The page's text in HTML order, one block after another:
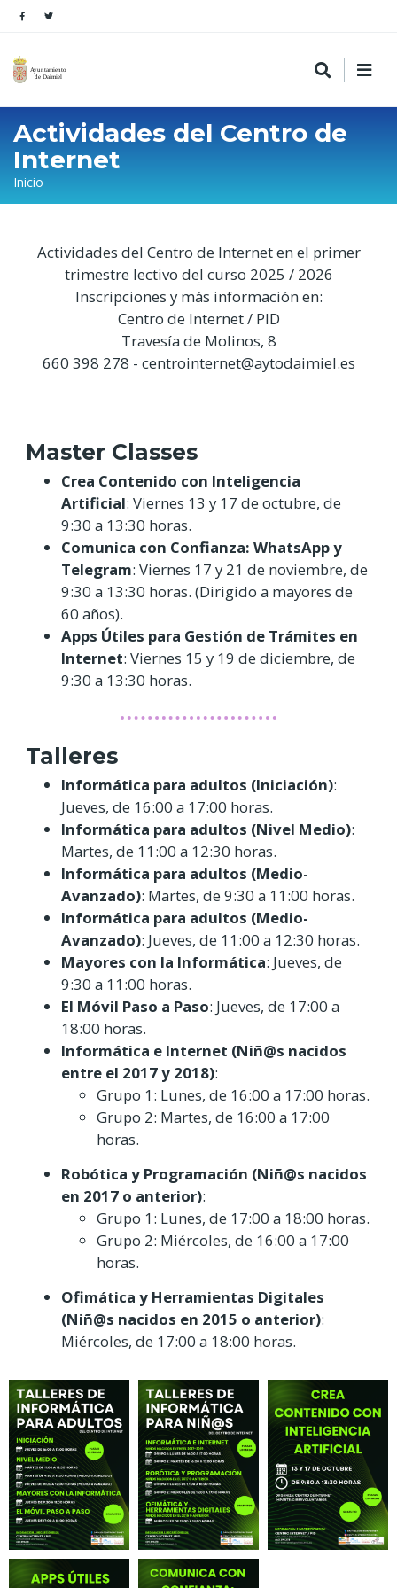
Actividades del Centro de
Internet
Sobrescribir
enlaces
de
ayuda
navegación
Inicio
Actividades del Centro de Internet en el primer
trimestre lectivo del curso 2025 / 2026
Inscripciones y más información en:
Centro de Internet / PID
Travesía de Molinos, 8
660 398 278 - centrointernet@aytodaimiel.es
Master Classes
Crea Contenido con Inteligencia
Artificial: Viernes 13 y 17 de octubre, de
9:30 a 13:30 horas.
Comunica con Confianza: WhatsApp y
Telegram: Viernes 17 y 21 de noviembre, de
9:30 a 13:30 horas. (Dirigido a mayores de
60 años).
Apps Útiles para Gestión de Trámites en
Internet: Viernes 15 y 19 de diciembre, de
9:30 a 13:30 horas.
Talleres
Informática para adultos (Iniciación):
Jueves, de 16:00 a 17:00 horas.
Informática para adultos (Nivel Medio):
Martes, de 11:00 a 12:30 horas.
Informática para adultos (Medio-
Avanzado): Martes, de 9:30 a 11:00 horas.
Informática para adultos (Medio-
Avanzado): Jueves, de 11:00 a 12:30 horas.
Mayores con la Informática: Jueves, de
9:30 a 11:00 horas.
El Móvil Paso a Paso: Jueves, de 17:00 a
18:00 horas.
Informática e Internet (Niñ@s nacidos
entre el 2017 y 2018):
Grupo 1: Lunes, de 16:00 a 17:00 horas.
Grupo 2: Martes, de 16:00 a 17:00
horas.
Robótica y Programación (Niñ@s nacidos
en 2017 o anterior):
Grupo 1: Lunes, de 17:00 a 18:00 horas.
Grupo 2: Miércoles, de 16:00 a 17:00
horas.
Ofimática y Herramientas Digitales
(Niñ@s nacidos en 2015 o anterior):
Miércoles, de 17:00 a 18:00 horas.